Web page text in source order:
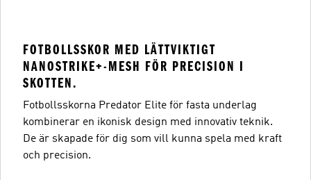
FOTBOLLSSKOR MED LÄTTVIKTIGT
NANOSTRIKE+-MESH FÖR PRECISION I
SKOTTEN.
Fotbollsskorna Predator Elite för fasta underlag
kombinerar en ikonisk design med innovativ teknik.
De är skapade för dig som vill kunna spela med kraft
och precision.